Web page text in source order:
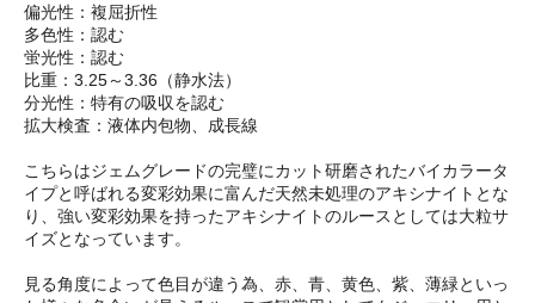
偏光性：複屈折性
多色性：認む
蛍光性：認む
比重：3.25～3.36（静水法）
分光性：特有の吸収を認む
拡大検査：液体内包物、成長線
こちらはジェムグレードの完璧にカット研磨されたバイカラータ
イプと呼ばれる変彩効果に富んだ天然未処理のアキシナイトとな
り、強い変彩効果を持ったアキシナイトのルースとしては大粒サ
イズとなっています。
見る角度によって色目が違う為、赤、青、黄色、紫、薄緑といっ